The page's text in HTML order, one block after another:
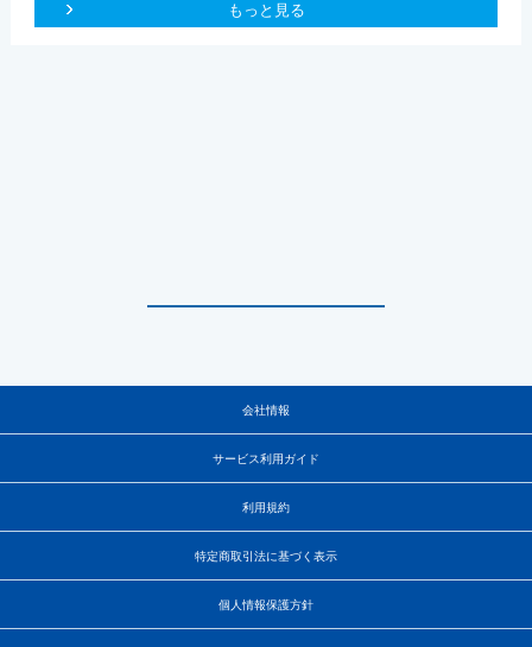
もっと見る
会社情報
サービス利用ガイド
利用規約
特定商取引法に基づく表示
個人情報保護方針